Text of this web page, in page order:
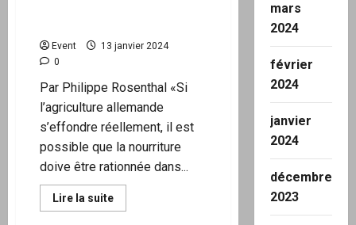
Event
13 janvier 2024
0
Par Philippe Rosenthal «Si
l’agriculture allemande
s’effondre réellement, il est
possible que la nourriture
doive être rationnée dans...
Lire la suiteEn
savoir
mars
2024
février
2024
janvier
2024
décembre
2023